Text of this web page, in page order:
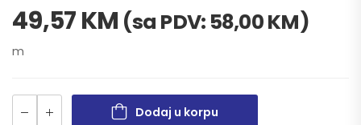
49,57KM (sa PDV: 58,00KM)
m
Dodaj u korpu